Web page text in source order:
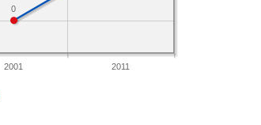
2001 2011
0